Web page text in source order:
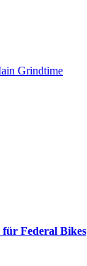
Grindtime
Federal Bikes